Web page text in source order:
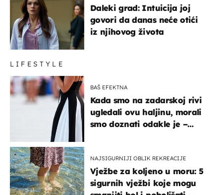
Daleki grad: Intuicija joj
govori da danas neće otići
iz njihovog života
LIFESTYLE
BAŠ EFEKTNA
Kada smo na zadarskoj rivi
ugledali ovu haljinu, morali
smo doznati odakle je –
NAJSIGURNIJI OBLIK REKREACIJE
Vježbe za koljeno u moru: 5
sigurnih vježbi koje mogu